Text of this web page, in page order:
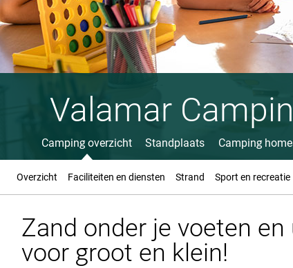
Valamar
Camping overzicht Standplaats Camping
Overzicht Faciliteiten en diensten Strand Sport en recreatie
Zand onder je voeten
voor groot en klein!